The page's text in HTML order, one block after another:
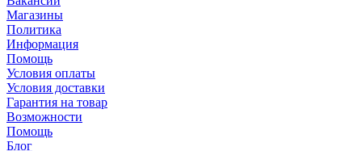
Магазины
Политика
Информация
Помощь
Условия оплаты
Условия доставки
Гарантия на товар
Возможности
Помощь
Блог